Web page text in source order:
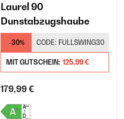
Laurel 90
Dunstabzugshaube
-30% CODE: FULLSWING30
MIT GUTSCHEIN: 125,99 €
179,99 €